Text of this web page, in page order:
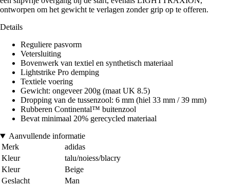
ontworpen om het gewicht te verlagen zonder grip op te offeren.
Details
Reguliere pasvorm
Vetersluiting
Bovenwerk van textiel en synthetisch materiaal
Lightstrike Pro demping
Textiele voering
Gewicht: ongeveer 200g (maat UK 8.5)
Dropping van de tussenzool: 6 mm (hiel 33 mm / 39 mm)
Rubberen Continental™ buitenzool
Bevat minimaal 20% gerecycled materiaal
Aanvullende informatie
Merk
adidas
Kleur
talu/noiess/blacry
Kleur
Beige
Geslacht
Man